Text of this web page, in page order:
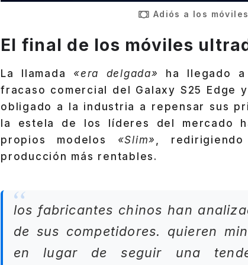
Adiós a los
El final de los móviles
La llamada «era delgada»
ha llegado
fracaso comercial del Galaxy S25 Edge
obligado a la industria a repensar sus
la estela de los líderes del mercado
propios modelos «Slim»
,
producción más rentables.
los fabricantes chinos han
de sus competidores. quieren
en lugar de seguir una